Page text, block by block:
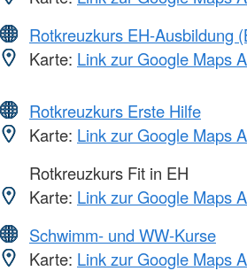
Rotkreuzkurs EH-Ausbildung
Karte: Link zur Google Maps
Rotkreuzkurs Erste Hilfe
Karte: Link zur Google Maps
Rotkreuzkurs Fit in EH
Karte: Link zur Google Maps
Schwimm- und WW-Kurse
Karte: Link zur Google Maps